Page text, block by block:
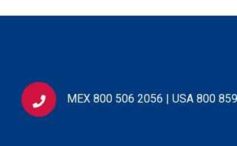
MEX 800 506 2056 | USA 800